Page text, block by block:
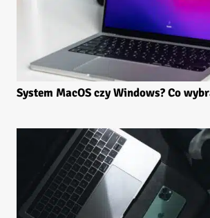
System MacOS czy Windows? Co